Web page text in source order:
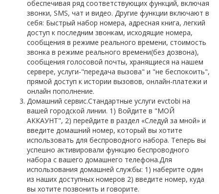
обеспечивая ряд соответствующих функций, включая
звонки, SMS, чат и видео. Другие функции включают в
себя: Быстрый набор номера, адресная книга, легкий
доступ к последним звонкам, исходящие номера,
сообщения в режиме реального времени, стоимость
звонка в режиме реального времени(без дозвона),
сообщения голосовой почты, хранящиеся на нашем
сервере, услуги-"передача вызова" и "не беспокоить",
прямой доступ к истории вызовов, онлайн-платежи и
онлайн пополнение.
Домашний сервис.Стандартные услуги evctobi на
вашей городской линии. 1) Войдите в "МОЙ
АККАУНТ", 2) перейдите в раздел «Следуй за мной» и
введите домашний номер, который вы хотите
использовать для беспроводного набора. Теперь вы
успешно активировали функцию беспроводного
набора с вашего домашнего телефона.Для
использования домашней службы: 1) наберите один
из наших доступных номеров 2) введите номер, куда
вы хотите позвонить и говорите.